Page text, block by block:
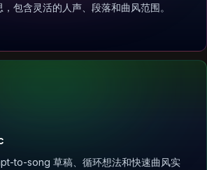
包含灵活的人声、段落和曲风范围。
to-song 草稿、循环想法和快速曲风实